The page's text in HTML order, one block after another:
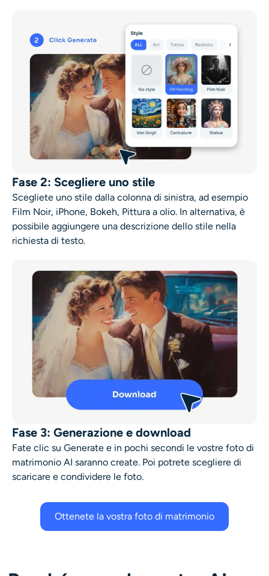
Fase 2: Scegliere uno stile
Scegliete uno stile dalla colonna di sinistra, ad esempio
Film Noir, iPhone, Bokeh, Pittura a olio. In alternativa, è
possibile aggiungere una descrizione dello stile nella
richiesta di testo.
Fase 3: Generazione e download
Fate clic su Generate e in pochi secondi le vostre foto di
matrimonio AI saranno create. Poi potrete scegliere di
scaricare e condividere le foto.
Ottenete la vostra foto di matrimonio